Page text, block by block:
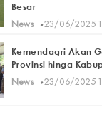
Besar
News· 23/06/2025
Kemendagri Akan
Provinsi hinga
News· 23/06/2025